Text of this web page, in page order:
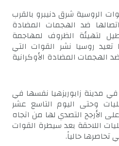
الروسية شرق دنيبرو بالقرب
ضد الهجمات المضادة
لتهيئة الظروف لمهاجمة
روسيا نشر القوات التي
المضادة الأوكرانية
مدينة زابوريزهيا نفسها في
وحتى اليوم التاسع عشر
على الأرجح التصدي لها من اتجاه
اللاحقة بعد سيطرة القوات
تحاصرها حالياً.